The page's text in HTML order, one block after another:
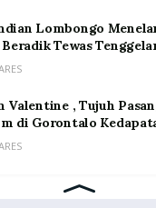
Lombongo
Beradik Tewas
Valentine , Tujuh
di Gorontalo